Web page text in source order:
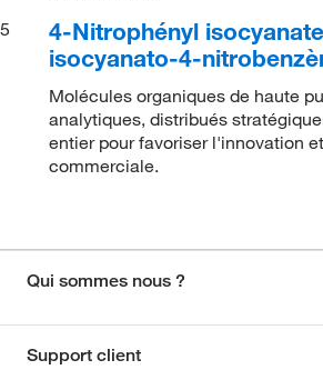
5
4-Nitrophényl
isocyanato-4-
Molécules organiques de haute
analytiques, distribués
entier pour favoriser l'innovation
commerciale.
Qui sommes nous ?
Support client